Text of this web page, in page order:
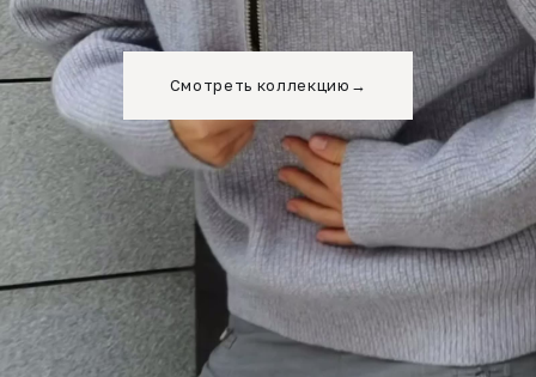
Смотреть коллекцию →